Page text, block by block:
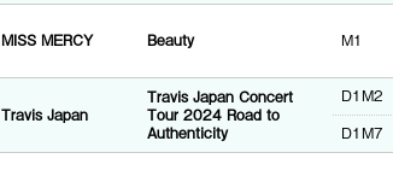
MISS MERCY Beauty M1
Travis Japan
Travis Japan Concert
Tour 2024 Road to
Authenticity
D1M2
D1M7